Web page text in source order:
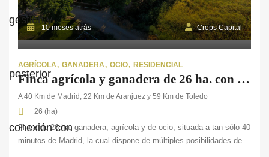
10 meses atrás Crops Capital
AGRÍCOLA GANADERA OCIO RESIDENCIAL
Finca agrícola y ganadera de 26 ha. con salón para eventos en Madrid
A 40 Km de Madrid, 22 Km de Aranjuez y 59 Km de Toledo
26 (ha)
Finca de 26 ha, ganadera, agrícola y de ocio, situada a tan sólo 40
minutos de Madrid, la cual dispone de múltiples posibilidades de